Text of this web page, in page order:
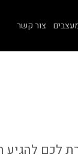
צור קשר
לכם להגיע